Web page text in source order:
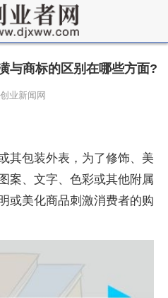
与商标的区别在哪些方面?
业新闻网
其包装外表，为了修饰、美
案、文字、色彩或其他附属
或美化商品刺激消费者的购